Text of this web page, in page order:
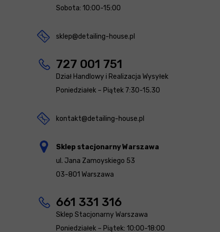
Sobota: 10:00-15:00
sklep@detailing-house.pl
727 001 751
Dział Handlowy i Realizacja Wysyłek
Poniedziałek – Piątek 7:30-15.30
kontakt@detailing-house.pl
Sklep stacjonarny Warszawa
ul. Jana Zamoyskiego 53
03-801 Warszawa
661 331 316
Sklep Stacjonarny Warszawa
Poniedziałek – Piątek: 10:00-18:00